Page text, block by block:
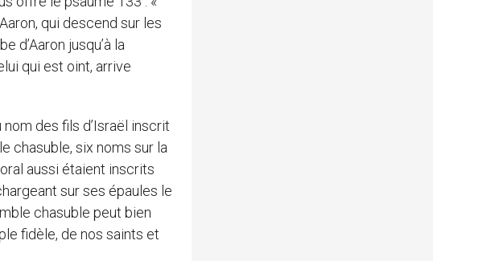
qui descend sur les
d’Aaron jusqu’à la
qui est oint, arrive
des fils d’Israël inscrit
chasuble, six noms sur la
aussi étaient inscrits
sur ses épaules le
chasuble peut bien
fidèle, de nos saints et